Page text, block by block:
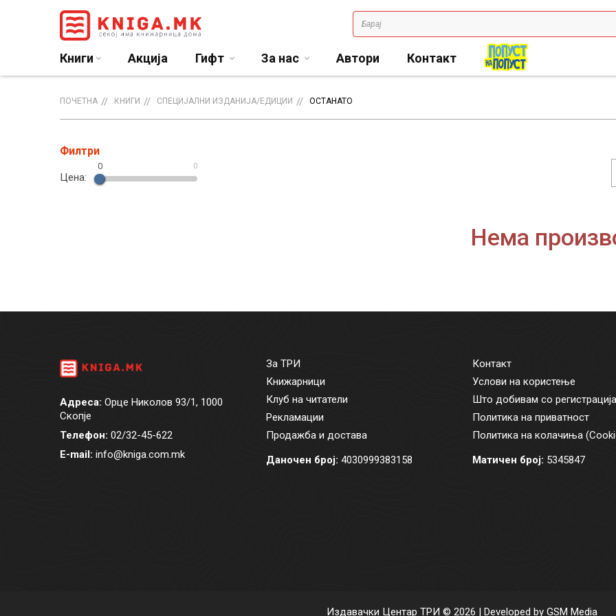
Книги Акција Гифт За нас Автори Контакт
ПОЧЕТНА КНИГИ СПЕЦИЈАЛНИ ИЗДАНИЈА/ЕДИЦИИ ОСТАНАТО
Филтри
Цена:
0
0
Нема
Адреса: Орце Николов 93/1, 1000
Скопје
Телефон: 02/32-45-622
E-mail: info@kniga.com.mk
За ТРИ
Книжарници
Клуб на читатели
Рекламации
Продажба и достава
Даночен број: 4030999383158
Контакт
Услови на користење
Што добивам со регистрација
Политика на приватност
Политика на колачиња
Матичен број: 5345847
Издавачки Центар ТРИ © 2026 | Developed by GSM Media